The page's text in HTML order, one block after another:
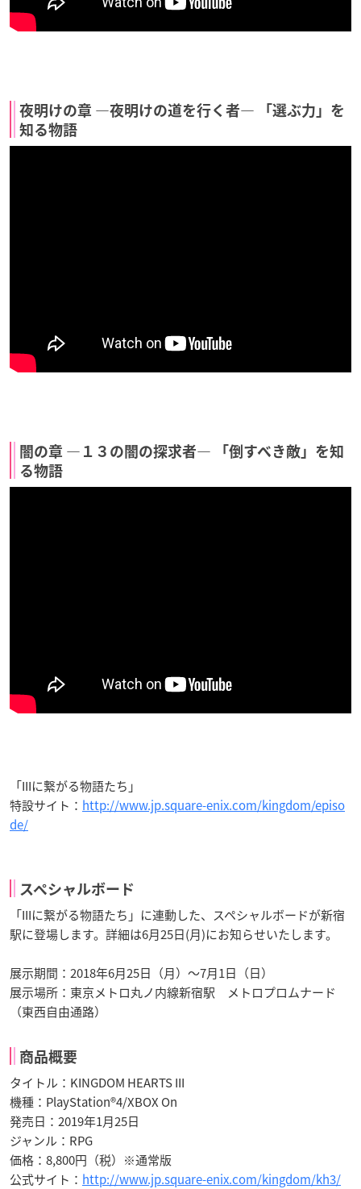
夜明けの章 ―夜明けの道を行く者― 「選ぶ力」を
知る物語
闇の章 ―１３の闇の探求者― 「倒すべき敵」を知
る物語
「IIIに繋がる物語たち」
特設サイト： http://www.jp.square-enix.com/kingdom/episo
de/
スペシャルボード
「IIIに繋がる物語たち」に連動した、スペシャルボードが新宿
駅に登場します。詳細は6月25日(月)にお知らせいたします。
展示期間：2018年6月25日（月）～7月1日（日）
展示場所：東京メトロ丸ノ内線新宿駅 メトロプロムナード
（東西自由通路）
商品概要
タイトル：KINGDOM HEARTS III
機種：PlayStation®4/XBOX On
発売日：2019年1月25日
ジャンル：RPG
価格：8,800円（税）※通常版
公式サイト： http://www.jp.square-enix.com/kingdom/kh3/